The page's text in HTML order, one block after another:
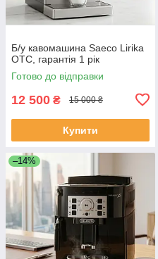
Б/у кавомашина Saeco Lirika
OTC, гарантія 1 рік
Готово до відправки
12 500 ₴ 15 000 ₴
Купити
–14%